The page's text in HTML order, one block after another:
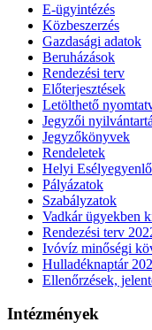
E-ügyintézés
Közbeszerzés
Gazdasági adatok
Beruházások
Rendezési terv
Előterjesztések
Letölthető
Jegyzői
Jegyzőkönyvek
Rendeletek
Helyi
Pályázatok
Szabályzatok
Vadkár ügyekben
Rendezési terv
Ivóvíz minőségi
Hulladéknaptár
Ellenőrzések,
Intézmények